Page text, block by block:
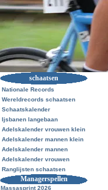
schaatsen
Nationale Records
Wereldrecords schaatsen
Schaatskalender
Ijsbanen langebaan
Adelskalender vrouwen klein
Adelskalender mannen klein
Adelskalender mannen
Adelskalender vrouwen
Ranglijsten schaatsen
Managerspellen
Massasprint 2026